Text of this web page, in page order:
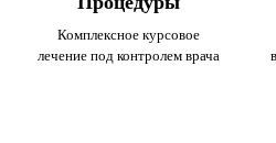
Комплексное курсовое
лечение под контролем врача